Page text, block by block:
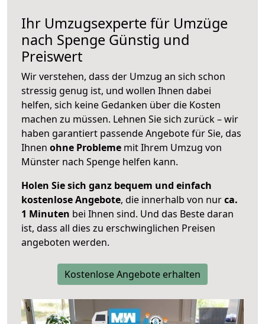
Ihr Umzugsexperte für Umzüge
nach Spenge Günstig und
Preiswert
Wir verstehen, dass der Umzug an sich schon
stressig genug ist, und wollen Ihnen dabei
helfen, sich keine Gedanken über die Kosten
machen zu müssen. Lehnen Sie sich zurück – wir
haben garantiert passende Angebote für Sie, das
Ihnen ohne Probleme mit Ihrem Umzug von
Münster nach Spenge helfen kann.
Holen Sie sich ganz bequem und einfach
kostenlose Angebote, die innerhalb von nurca.
1 Minuten bei Ihnen sind. Und das Beste daran
ist, dass all dies zu erschwinglichen Preisen
angeboten werden.
Kostenlose Angebote erhalten